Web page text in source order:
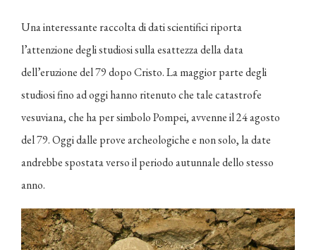
Una interessante raccolta di dati scientifici riporta
l’attenzione degli studiosi sulla esattezza della data
dell’eruzione del 79 dopo Cristo. La maggior parte degli
studiosi fino ad oggi hanno ritenuto che tale catastrofe
vesuviana, che ha per simbolo Pompei, avvenne il 24 agosto
del 79. Oggi dalle prove archeologiche e non solo, la date
andrebbe spostata verso il periodo autunnale dello stesso
anno.